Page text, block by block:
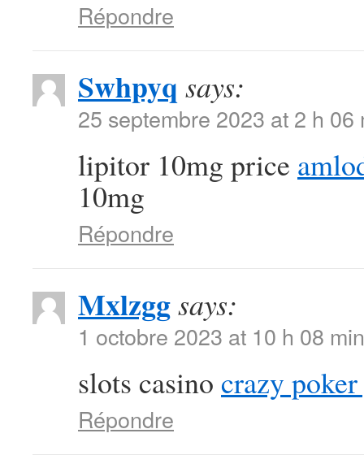
Répondre
Swhpyq says:
25 septembre 2023 at 2 h 06
lipitor 10mg price
10mg
Répondre
Mxlzggsays:
1 octobre 2023 at 10 h 08 min
slots casino crazy poker
Répondre